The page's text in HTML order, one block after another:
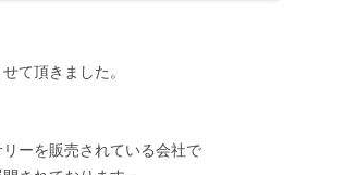
て頂きました。
ーを販売されている会社で